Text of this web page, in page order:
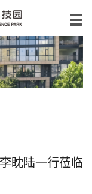
眈陆一行莅临